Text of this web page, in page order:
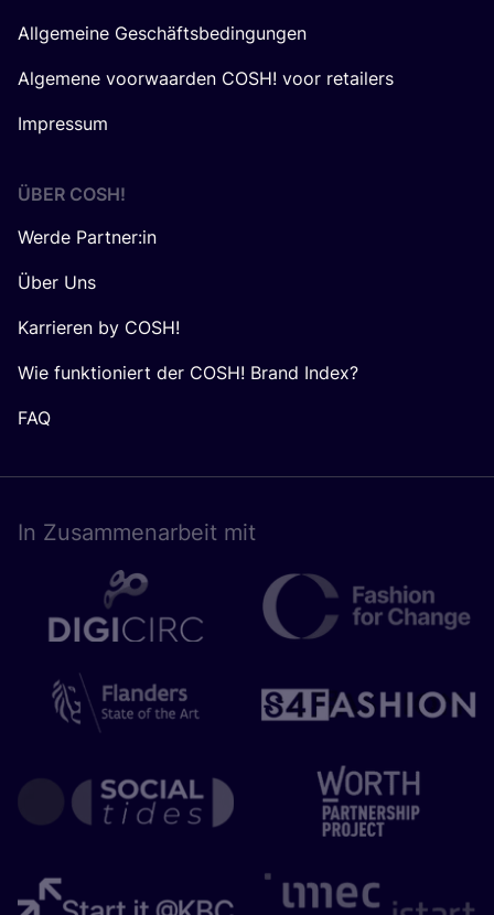
Allgemeine Geschäftsbedingungen
Algemene voorwaarden COSH! voor retailers
Impressum
ÜBER COSH!
Werde Partner:in
Über Uns
Karrieren by COSH!
Wie funktioniert der COSH! Brand Index?
FAQ
In Zusam­men­ar­beit mit